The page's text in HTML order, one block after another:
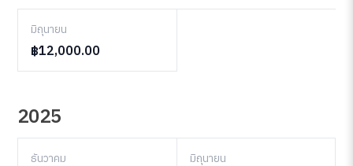
มิถุนายน
฿12,000.00
2025
ธันวาคม มิถุนายน